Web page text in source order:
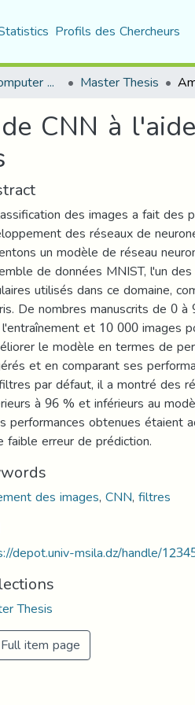
Profils des Chercheurs
Department of Computer Science Master Thesis
CNN à
des images a fait des
des réseaux de
un modèle de réseau
de données MNIST, l'un
utilisés dans ce domaine,
De nombres manuscrits de 0
et 10 000 images
le modèle en termes de
et en comparant ses
par défaut, il a montré des
à 96 % et inférieurs au
performances obtenues étaient
faible erreur de prédiction.
des images,CNN,filtres
depot.univ-msila.dz/handle/
Thesis
Full item page